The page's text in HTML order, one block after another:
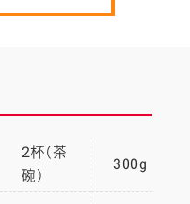
2杯（茶
碗）
300g